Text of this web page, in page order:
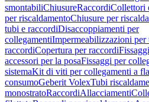
smontabiliChiusureRaccordiCollettori
per riscaldamentoChiusure per
tubi e raccordiDisaccoppiamenti per
collegamentiImpermeabilizzazioni per
raccordiCopertura per raccordi
accessori per la posaFissaggi per
sistemaKit di viti per collegamenti a
consumoGeberit VolexTubi
monostratoRaccordiAllacciamenti